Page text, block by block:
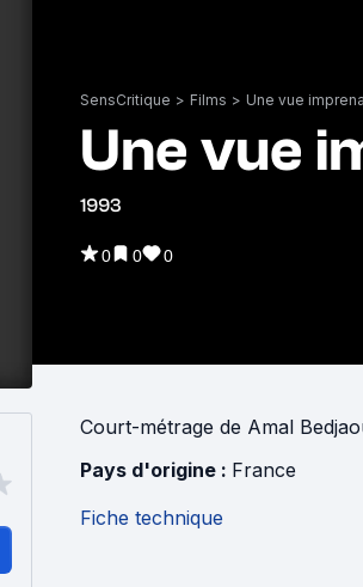
SensCritique > Films > Une vue
Une vue
1993
0 0 0
Court-métrage de Amal
Pays d'origine : France
Fiche technique